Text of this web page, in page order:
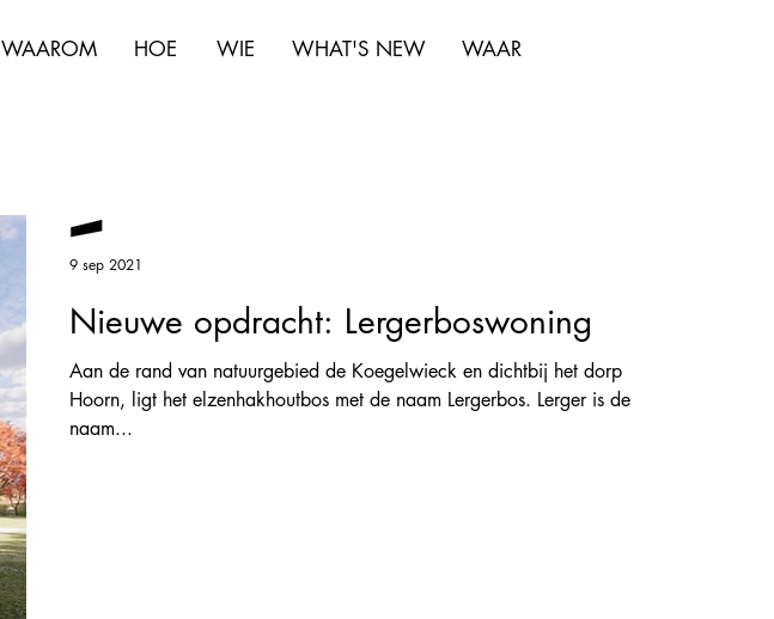
WAAROM HOE WIE WHAT'S NEW WAAR
Nieuwe opdracht: Lergerboswoning
Aan de rand van natuurgebied de Koegelwieck en dichtbij het dorp
Hoorn, ligt het elzenhakhoutbos met de naam Lergerbos. Lerger is de
naam...
9 sep 2021